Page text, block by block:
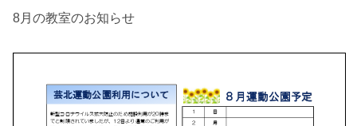
8月の教室のお知らせ